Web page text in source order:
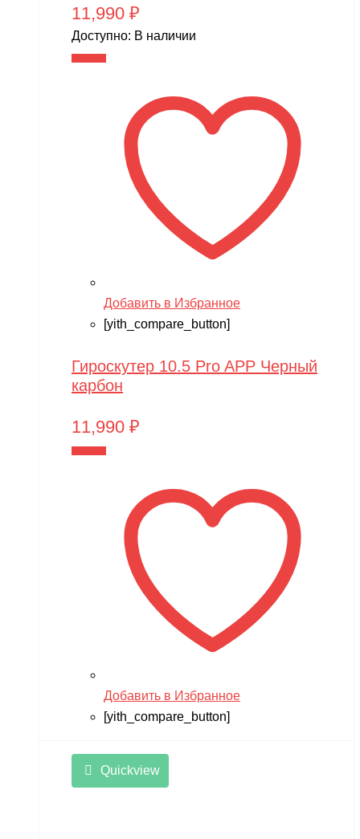
11,990 ₽
Доступно: В наличии
Добавить в Избранное
[yith_compare_button]
Гироскутер 10.5 Pro APP Черный
карбон
11,990 ₽
Добавить в Избранное
[yith_compare_button]
Quickview